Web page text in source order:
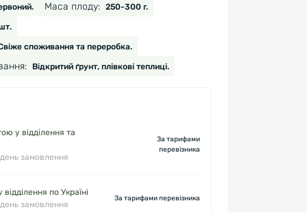
Маса плоду: 250-300 г.
споживання та переробка.
Відкритий ґрунт, плівкові теплиці.
у відділення та
замовлення
За тарифами
перевізника
по Україні
замовлення
За тарифами перевізника